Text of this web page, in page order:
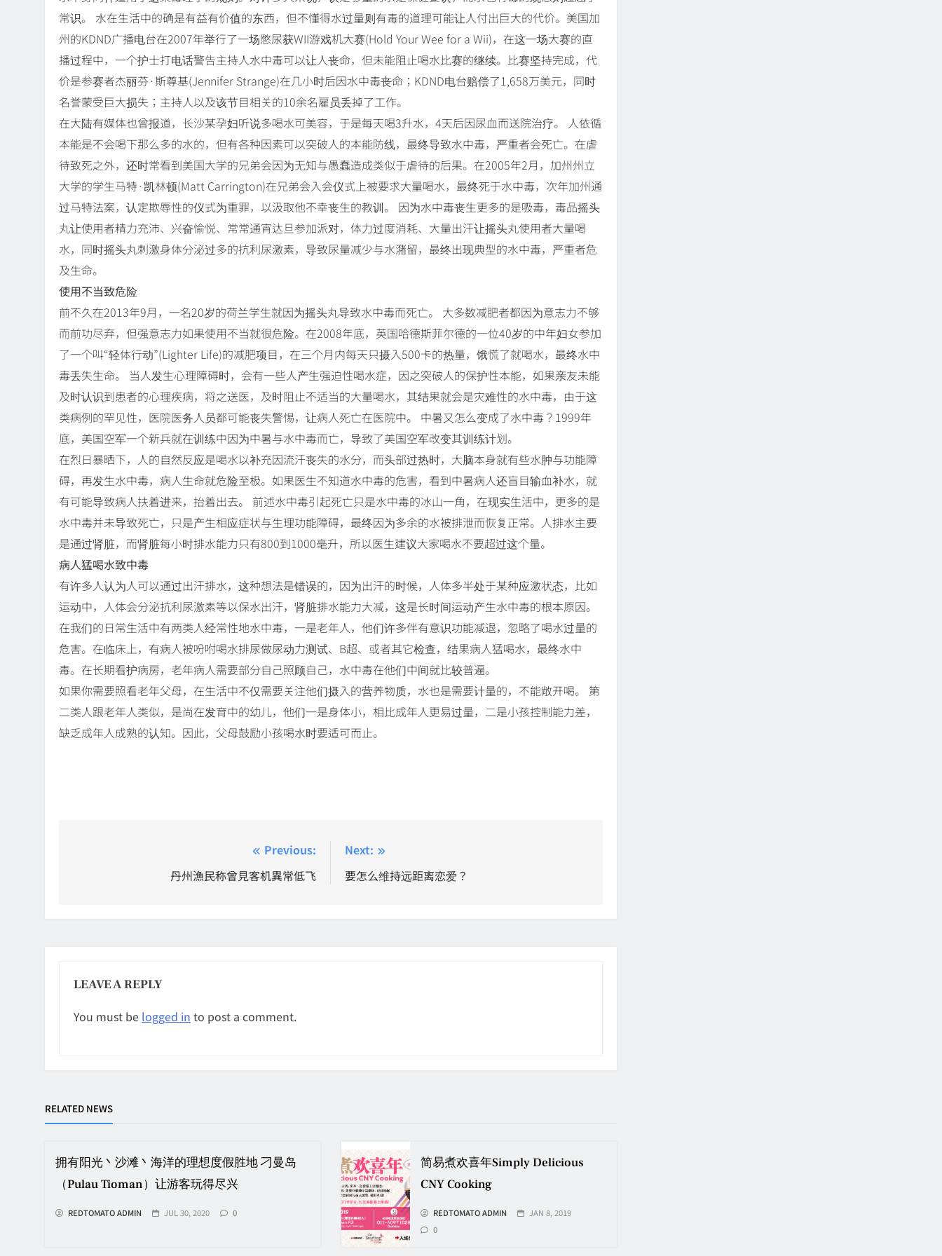
常识。 水在生活中的确是有益有价值的东西，但不懂得水过量则有毒的道理可能让人付出巨大的代价。美国加
州的KDND广播电台在2007年举行了一场憋尿获WII游戏机大赛(Hold Your Wee for a Wii)，在这一场大赛的直
播过程中，一个护士打电话警告主持人水中毒可以让人丧命，但未能阻止喝水比赛的继续。比赛坚持完成，代
价是参赛者杰丽芬·斯尊基(Jennifer Strange)在几小时后因水中毒丧命；KDND电台赔偿了1,658万美元，同时
名誉蒙受巨大损失；主持人以及该节目相关的10余名雇员丢掉了工作。
在大陆有媒体也曾报道，长沙某孕妇听说多喝水可美容，于是每天喝3升水，4天后因尿血而送院治疗。 人依循
本能是不会喝下那么多的水的，但有各种因素可以突破人的本能防线，最终导致水中毒，严重者会死亡。在虐
待致死之外，还时常看到美国大学的兄弟会因为无知与愚蠢造成类似于虐待的后果。在2005年2月，加州州立
大学的学生马特·凯林顿(Matt Carrington)在兄弟会入会仪式上被要求大量喝水，最终死于水中毒，次年加州通
过马特法案，认定欺辱性的仪式为重罪，以汲取他不幸丧生的教训。 因为水中毒丧生更多的是吸毒，毒品摇头
丸让使用者精力充沛、兴奋愉悦、常常通宵达旦参加派对，体力过度消耗、大量出汗让摇头丸使用者大量喝
水，同时摇头丸刺激身体分泌过多的抗利尿激素，导致尿量减少与水潴留，最终出现典型的水中毒，严重者危
及生命。
使用不当致危险
前不久在2013年9月，一名20岁的荷兰学生就因为摇头丸导致水中毒而死亡。 大多数减肥者都因为意志力不够
而前功尽弃，但强意志力如果使用不当就很危险。在2008年底，英国哈德斯菲尔德的一位40岁的中年妇女参加
了一个叫“轻体行动”(Lighter Life)的减肥项目，在三个月内每天只摄入500卡的热量，饿慌了就喝水，最终水中
毒丢失生命。 当人发生心理障碍时，会有一些人产生强迫性喝水症，因之突破人的保护性本能，如果亲友未能
及时认识到患者的心理疾病，将之送医，及时阻止不适当的大量喝水，其结果就会是灾难性的水中毒，由于这
类病例的罕见性，医院医务人员都可能丧失警惕，让病人死亡在医院中。 中暑又怎么变成了水中毒？1999年
底，美国空军一个新兵就在训练中因为中暑与水中毒而亡，导致了美国空军改变其训练计划。
在烈日暴晒下，人的自然反应是喝水以补充因流汗丧失的水分，而头部过热时，大脑本身就有些水肿与功能障
碍，再发生水中毒，病人生命就危险至极。如果医生不知道水中毒的危害，看到中暑病人还盲目输血补水，就
有可能导致病人扶着进来，抬着出去。 前述水中毒引起死亡只是水中毒的冰山一角，在现实生活中，更多的是
水中毒并未导致死亡，只是产生相应症状与生理功能障碍，最终因为多余的水被排泄而恢复正常。人排水主要
是通过肾脏，而肾脏每小时排水能力只有800到1000毫升，所以医生建议大家喝水不要超过这个量。
病人猛喝水致中毒
有许多人认为人可以通过出汗排水，这种想法是错误的，因为出汗的时候，人体多半处于某种应激状态，比如
运动中，人体会分泌抗利尿激素等以保水出汗，肾脏排水能力大减，这是长时间运动产生水中毒的根本原因。
在我们的日常生活中有两类人经常性地水中毒，一是老年人，他们许多伴有意识功能减退，忽略了喝水过量的
危害。在临床上，有病人被吩咐喝水排尿做尿动力测试、B超、或者其它检查，结果病人猛喝水，最终水中
毒。在长期看护病房，老年病人需要部分自己照顾自己，水中毒在他们中间就比较普遍。
如果你需要照看老年父母，在生活中不仅需要关注他们摄入的营养物质，水也是需要计量的，不能敞开喝。 第
二类人跟老年人类似，是尚在发育中的幼儿，他们一是身体小，相比成年人更易过量，二是小孩控制能力差，
缺乏成年人成熟的认知。因此，父母鼓励小孩喝水时要适可而止。
Previous:
丹州漁民称曾見客机異常低飞
Next:
要怎么维持远距离恋爱？
LEAVE A REPLY
You must be logged in to post a comment.
RELATED NEWS
拥有阳光丶沙滩丶海洋的理想度假胜地 刁曼岛
（Pulau Tioman）让游客玩得尽兴
REDTOMATO ADMIN JUL 30, 2020 0
简易煮欢喜年Simply Delicious
CNY Cooking
REDTOMATO ADMIN
JAN 8, 2019
0